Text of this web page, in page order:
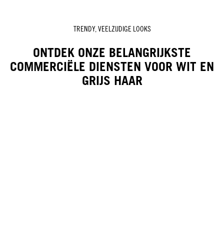
TRENDY, VEELZIJDIGE LOOKS
ONTDEK ONZE BELANGRIJKSTE
COMMERCIËLE DIENSTEN VOOR WIT EN
GRIJS HAAR